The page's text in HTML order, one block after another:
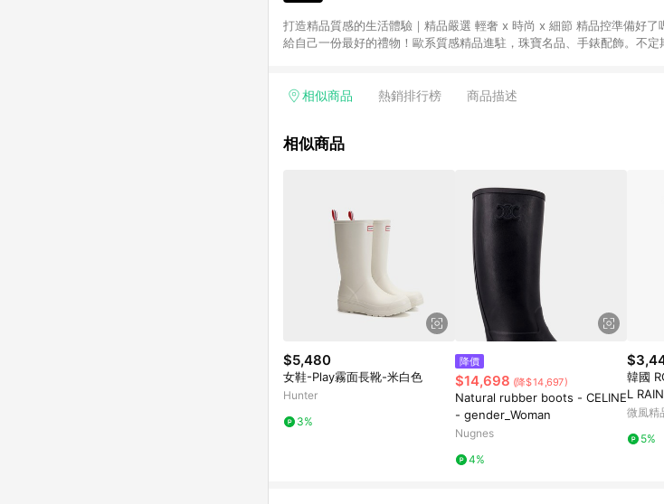
打造精品質感的生活體驗｜精品嚴選 輕奢 x 時尚 x 細節 精品控準備好了
給自己一份最好的禮物！歐系質感精品進駐，珠寶名品、手錶配飾。不定期折扣 網購超划
其餘商品皆不享點數回饋。）
相似商品 熱銷排行榜 商品描述
相似商品
$5,480
女鞋-Play霧面長靴-米白色
Hunter
3%
降價
$14,698 (降$14,697)
Natural rubber boots - CELINE
- gender_Woman
Nugnes
4%
韓國
L
霧面長
微風精
5%